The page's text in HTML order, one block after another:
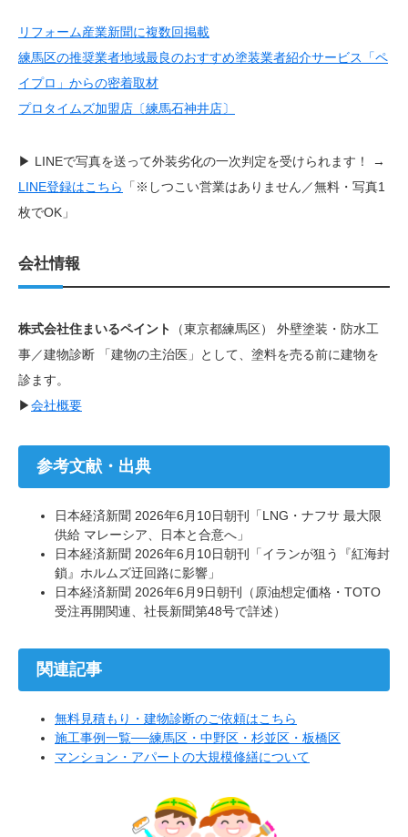
リフォーム産業新聞に複数回掲載
練馬区の推奨業者地域最良のおすすめ塗装業者紹介サービス「ペ
イプロ」からの密着取材
プロタイムズ加盟店〔練馬石神井店〕
▶ LINEで写真を送って外装劣化の一次判定を受けられます！ →
LINE登録はこちら
「※しつこい営業はありません／無料・写真1
枚でOK」
会社情報
株式会社住まいるペイント
（東京都練馬区） 外壁塗装・防水工
事／建物診断 「建物の主治医」として、塗料を売る前に建物を
診ます。
▶︎会社概要
参考文献・出典
日本経済新聞 2026年6月10日朝刊「LNG・ナフサ 最大限
供給 マレーシア、日本と合意へ」
日本経済新聞 2026年6月10日朝刊「イランが狙う『紅海封
鎖』ホルムズ迂回路に影響」
日本経済新聞 2026年6月9日朝刊（原油想定価格・TOTO
受注再開関連、社長新聞第48号で詳述）
関連記事
無料見積もり・建物診断のご依頼はこちら
施工事例一覧──練馬区・中野区・杉並区・板橋区
マンション・アパートの大規模修繕について